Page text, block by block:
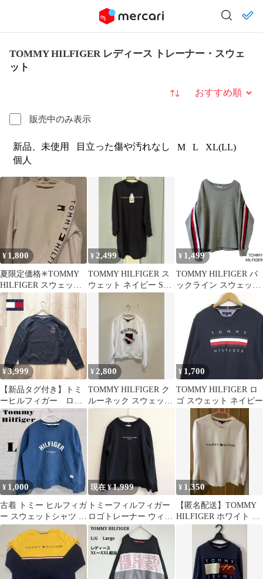
TOMMY HILFIGER レディース トレーナー・スウェ
ット
販売中のみ表示
並び替え
新品、未使用 目立った傷や汚れなし M L
XL(LL)
個人
¥ 1,800
夏限定価格✳︎TOMMY
HILFIGER スウェット
ホワイト
¥ 2,499
TOMMY HILFIGER ス
ウェット ネイビー Sサ
¥ 1,499
TOMMY HILFIGER バ
ックライン スウェット
¥3,999
【新品タグ付き】トミ
ーヒルフィガー ロゴ
クルースウェット XL
トレーナー
¥ 2,800
TOMMY HILFIGER ク
ルーネック スウェット
ホワイト
¥ 1,700
TOMMY HILFIGER ロ
ゴ スウェット ネイビー
¥ 1,000
古着 トミー ヒルフィガ
ー スウェットシャツ レ
ディース ブルー クラシ
ックコア
現在 ¥1,999
トミーフィルフィガー
ロゴトレーナー ウィメ
ンズ
¥ 1,350
【匿名配送】TOMMY
HILFIGER ホワイト ト